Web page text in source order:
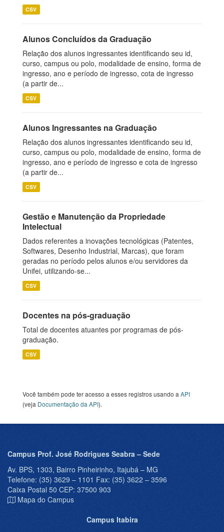
CSV
Alunos Concluídos da Graduação
Relação dos alunos ingressantes identificando seu id,
curso, campus ou polo, modalidade de ensino, forma de
ingresso, ano e período de ingresso, cota de ingresso
(a partir de...
CSV
Alunos Ingressantes na Graduação
Relação dos alunos ingressantes identificando seu id,
curso, campus ou polo, modalidade de ensino, forma de
ingresso, ano e período de ingresso e cota de ingresso
(a partir de...
CSV
Gestão e Manutenção da Propriedade
Intelectual
Dados referentes a inovações tecnológicas (Patentes,
Softwares, Desenho Industrial, Marcas), que foram
geradas no período pelos alunos e/ou servidores da
Unifei, utilizando-se...
CSV
Docentes na pós-graduação
Total de docentes atuantes por programas de pós-
graduação.
CSV
Você também pode ter acesso a esses registros usando a API
(veja Documentação da API).
Campus Prof. José Rodrigues Seabra – Sede
Av. BPS, 1303, Bairro Pinheirinho, Itajubá – MG
Telefone: (35) 3629 – 1101 Fax: (35) 3622 – 3596
Caixa Postal 50 CEP: 37500 903
Mapa do Campus
Campus Itabira